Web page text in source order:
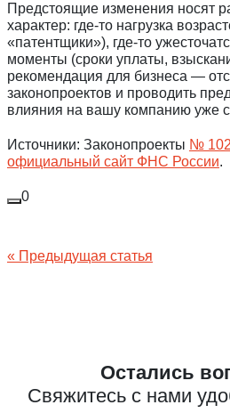
Предстоящие изменения носят
характер: где-то нагрузка
«патентщики»), где-то
моменты (сроки уплаты,
рекомендация для бизнеса —
законопроектов и проводить
влияния на вашу компанию уже
Источники: Законопроекты №
официальный сайт ФНС России.
0
Навигация
« Предыдущая статья
Остались
Свяжитесь с нами